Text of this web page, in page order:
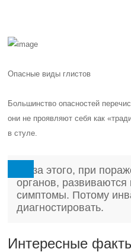
Опасные виды глистов
Большинство опасностей
они не проявляют себя как
в стуле.
Из-за этого, при
органов,
симптомы. Потому
диагностировать.
Интересные